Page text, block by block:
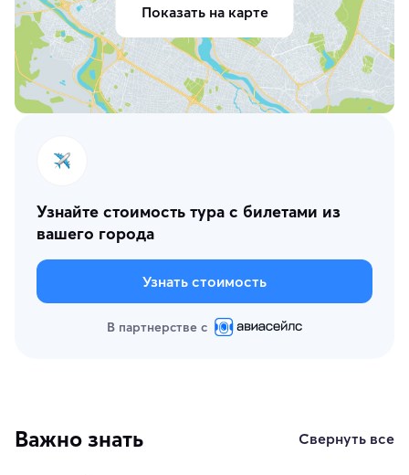
Показать на карте
Узнайте стоимость тура с билетами из
вашего города
Узнать стоимость
В партнерстве с
Важно знать Свернуть все